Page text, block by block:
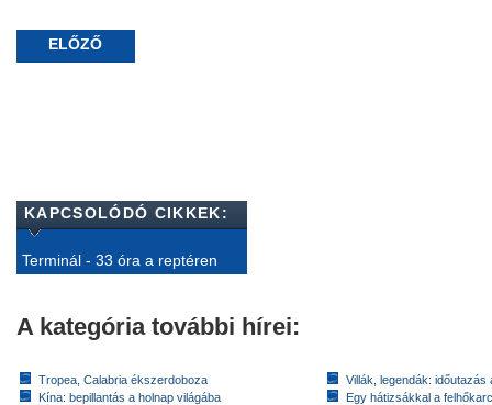
ELŐZŐ
KAPCSOLÓDÓ CIKKEK:
Terminál - 33 óra a reptéren
A kategória további hírei:
Tropea, Calabria ékszerdoboza
Kína: bepillantás a holnap világába
Villák, legendák: időutazás
Egy hátizsákkal a